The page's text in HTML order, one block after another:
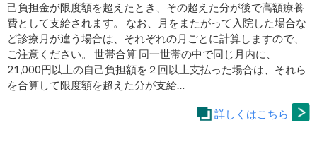
己負担金が限度額を超えたとき、その超えた分が後で高額療養
費として支給されます。 なお、月をまたがって入院した場合な
ど診療月が違う場合は、それぞれの月ごとに計算しますので、
ご注意ください。 世帯合算 同一世帯の中で同じ月内に、
21,000円以上の自己負担額を２回以上支払った場合は、それら
を合算して限度額を超えた分が支給…
詳しくはこちら